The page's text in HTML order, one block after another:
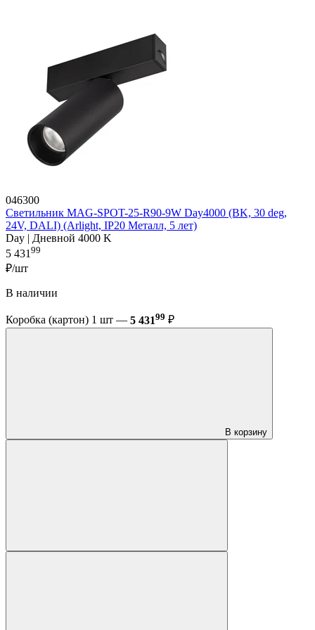
046300
Светильник MAG-SPOT-25-R90-9W Day4000 (BK, 30 deg,
24V, DALI) (Arlight, IP20 Металл, 5 лет)
Day | Дневной 4000 K
5 431 99
₽/шт
В наличии
Коробка (картон) 1 шт — 5 43199 ₽
В корзину